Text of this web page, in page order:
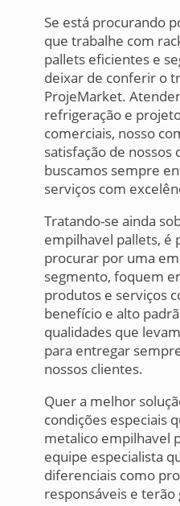
Se está procurando
que trabalhe com
pallets eficientes e
deixar de conferir o
ProjeMarket.
refrigeração e
comerciais, nosso
satisfação de nossos
buscamos sempre
serviços com
Tratando-se ainda
empilhavel pallets, é
procurar por uma
segmento, foquem
produtos e serviços
benefício e alto
qualidades que
para entregar
nossos clientes.
Quer a melhor
condições especiais
metalico empilhavel
equipe especialista
diferenciais como
responsáveis e